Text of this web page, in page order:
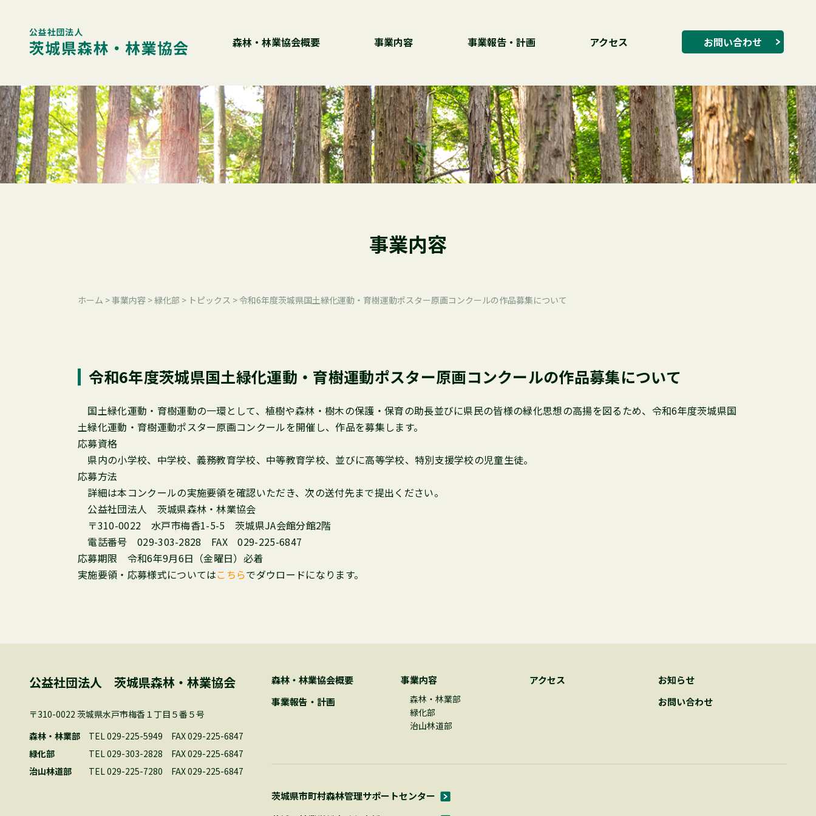
content
森林・林業協会概要
事業内容 事業報告・計画 アクセス お問い合わせ
事業内容
ホーム >事業内容 > 緑化部 > トピックス >令和6年度茨城県国土緑化運動・育樹運動ポスター原画コンクールの作品募集について
令和6年度茨城県国土緑化運動・育樹運動ポスター原画コンクールの作品募集について
国土緑化運動・育樹運動の一環として、植樹や森林・樹木の保護・保育の助長並びに県民の皆様の緑化思想の高揚を図るため、令和6年度茨城県国
土緑化運動・育樹運動ポスター原画コンクールを開催し、作品を募集します。
応募資格
県内の小学校、中学校、義務教育学校、中等教育学校、並びに高等学校、特別支援学校の児童生徒。
応募方法
詳細は本コンクールの実施要領を確認いただき、次の送付先まで提出ください。
公益社団法人 茨城県森林・林業協会
〒310-0022 水戸市梅香1-5-5 茨城県JA会館分館2階
電話番号 029-303-2828 FAX 029-225-6847
応募期限 令和6年9月6日（金曜日）必着
実施要領・応募様式についてはこちらでダウロードになります。
公益社団法人 茨城県森林・林業協会
〒310-0022 茨城県水戸市梅香１丁目５番５号
森林・林業部
TEL 029-225-5949 FAX 029-225-6847
緑化部
TEL 029-303-2828 FAX 029-225-6847
治山林道部
TEL 029-225-7280 FAX 029-225-6847
森林・林業協会概要
事業報告・計画
事業内容
森林・林業部
緑化部
治山林道部
アクセス
お知らせ
お問い合わせ
茨城県市町村森林管理サポートセンター